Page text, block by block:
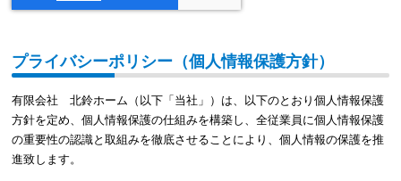
プライバシーポリシー（個人情報保護方針）
有限会社 北鈴ホーム（以下「当社」）は、以下のとおり個人情報保護
方針を定め、個人情報保護の仕組みを構築し、全従業員に個人情報保護
の重要性の認識と取組みを徹底させることにより、個人情報の保護を推
進致します。